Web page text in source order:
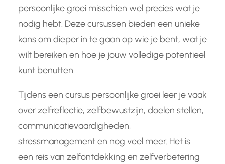
persoonlijke groei misschien wel precies wat je
nodig hebt. Deze cursussen bieden een unieke
kans om dieper in te gaan op wie je bent, wat je
wilt bereiken en hoe je jouw volledige potentieel
kunt benutten.
Tijdens een cursus persoonlijke groei leer je vaak
over zelfreflectie, zelfbewustzijn, doelen stellen,
communicatievaardigheden,
stressmanagement en nog veel meer. Het is
een reis van zelfontdekking en zelfverbetering